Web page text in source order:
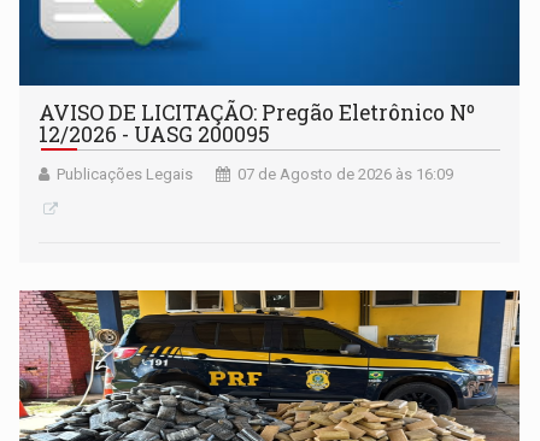
AVISO DE LICITAÇÃO: Pregão Eletrônico Nº
12/2026 - UASG 200095
Publicações Legais 07 de Agosto de 2026 às 16:09